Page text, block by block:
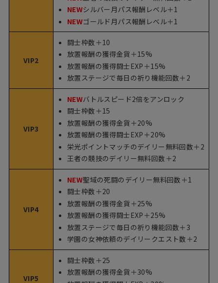
NEWシルバー月パス報酬レベル＋1
NEWゴールド月パス報酬レベル＋1
VIP2
闘士枠数＋10
放置報酬の獲得金貨＋15%
放置報酬の獲得闘士EXP＋15%
放置ステージで毎日の祈り機能回数＋2
VIP3
NEWバトルスピード2倍をアンロック
闘士枠数＋15
放置報酬の獲得金貨＋20%
放置報酬の獲得闘士EXP＋20%
栄光ポイントマッチのデイリー無料回数＋2
王者の競技のデイリー無料回数＋2
VIP4
NEW聖域の死闘のデイリー無料回数＋1
闘士枠数＋20
放置報酬の獲得金貨＋25%
放置報酬の獲得闘士EXP＋25%
放置ステージで毎日の祈り機能回数＋3
学園の女神依頼のデイリークエスト数＋2
VIP5
闘士枠数＋25
放置報酬の獲得金貨＋30%